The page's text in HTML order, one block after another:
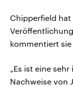
Chipperfield hat
kommentiert sie
„Es ist eine
Nachweise von